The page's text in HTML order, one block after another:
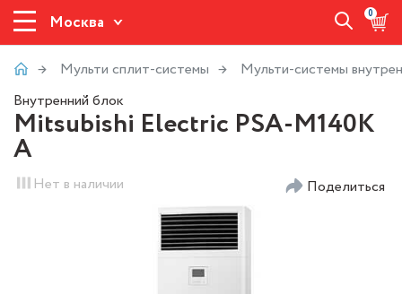
Москва 0
Мульти сплит-системы
Мульти-системы
Внутренний блок
Mitsubishi Electric PSA-M140K
A
Нет в наличии Поделиться